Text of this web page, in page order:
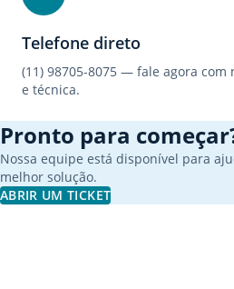
Telefone direto
(11) 98705-8075 — fale agora com
e técnica.
Pronto para
Nossa equipe está disponível para
melhor solução.
ABRIR UM TICKET